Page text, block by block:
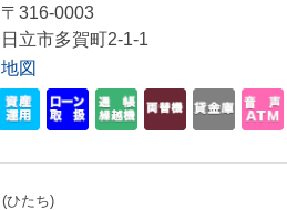
〒316-0003
日立市多賀町2-1-1
地図
(ひたち)